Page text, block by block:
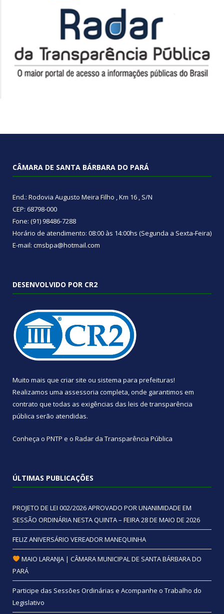
CÂMARA DE SANTA BÁRBARA DO PARÁ
End.: Rodovia Augusto Meira Filho , Km 16 , S/N
CEP: 68798-000
Fone: (91) 98486-7288
Horário de atendimento: 08:00 às 14:00hs (Segunda a Sexta-Feira)
E-mail: cmsbpa@hotmail.com
DESENVOLVIDO POR CR2
Muito mais que criar site ou sistema para prefeituras!
Realizamos uma assessoria completa, onde garantimos em
contrato que todas as exigências das leis de transparência
pública serão atendidas.
Conheça o PNTP e o Radar da Transparência Pública
ÚLTIMAS PUBLICAÇÕES
PROJETO DE LEI 002/2026 APROVADO POR UNANIMIDADE EM
SESSÃO ORDINÁRIA NESTA QUINTA – FEIRA 28 DE MAIO DE 2026
FELIZ ANIVERSÁRIO VEREADOR MANEQUINHA
MAIO LARANJA | CÂMARA MUNICIPAL DE SANTA BÁRBARA DO
PARÁ
Participe das Sessões Ordinárias e Acompanhe o Trabalho do
Legislativo